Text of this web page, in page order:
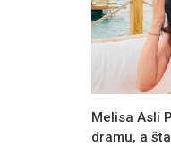
Melisa Asli
dramu, a